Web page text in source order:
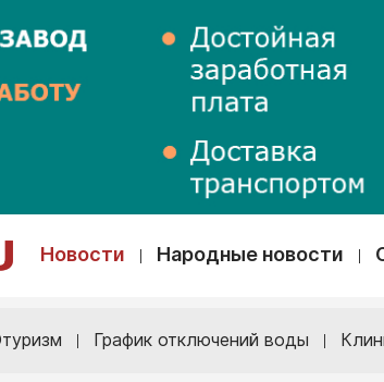
Новости Народные новости
График отключений воды